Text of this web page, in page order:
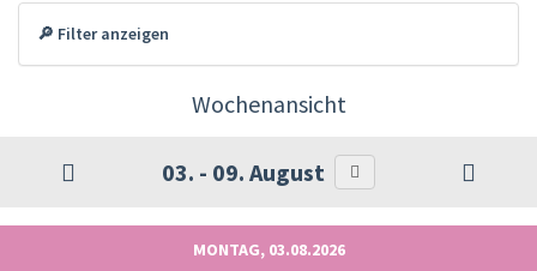
🔎 Filter anzeigen
Wochenansicht
03. - 09. August
MONTAG, 03.08.2026